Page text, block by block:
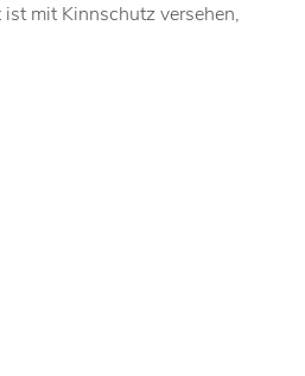
mit Kinnschutz versehen,